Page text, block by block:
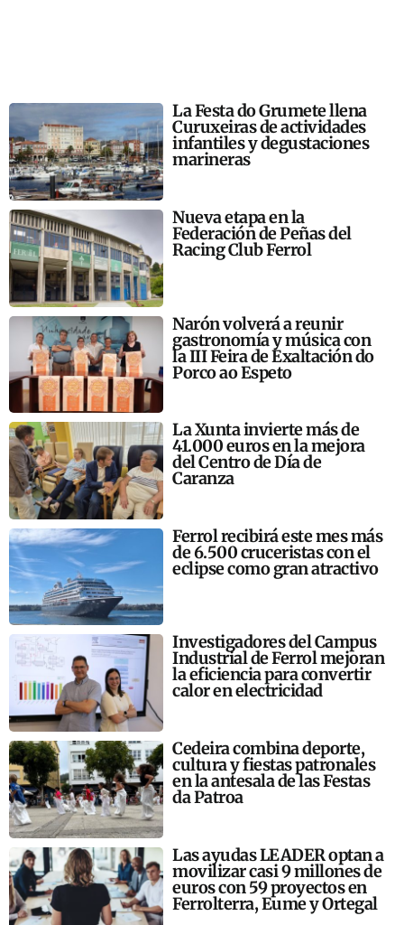
La Festa do Grumete llena
Curuxeiras de actividades
infantiles y degustaciones
marineras
Nueva etapa en la
Federación de Peñas del
Racing Club Ferrol
Narón volverá a reunir
gastronomía y música con
la III Feira de Exaltación do
Porco ao Espeto
La Xunta invierte más de
41.000 euros en la mejora
del Centro de Día de
Caranza
Ferrol recibirá este mes más
de 6.500 cruceristas con el
eclipse como gran atractivo
Investigadores del Campus
Industrial de Ferrol mejoran
la eficiencia para convertir
calor en electricidad
Cedeira combina deporte,
cultura y fiestas patronales
en la antesala de las Festas
da Patroa
Las ayudas LEADER optan a
movilizar casi 9 millones de
euros con 59 proyectos en
Ferrolterra, Eume y Ortegal